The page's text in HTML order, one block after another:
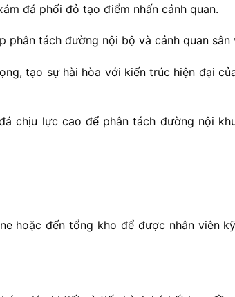
đá phối đỏ tạo điểm nhấn cảnh quan.
phân tách đường nội bộ và cảnh quan sân
tạo sự hài hòa với kiếntrúc hiện đại
chịu lực caođể phântách đường nội
hoặcđếntổng kho để được nhân viên